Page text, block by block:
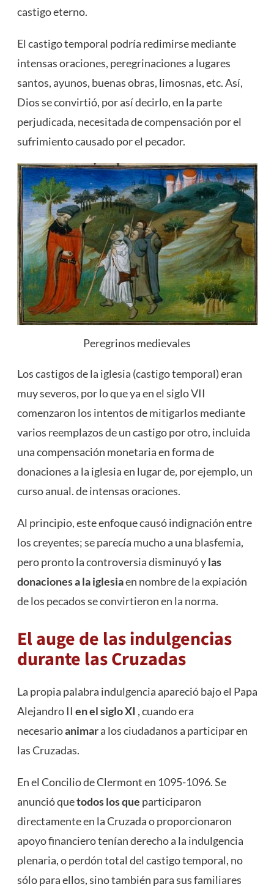
castigo eterno.
El castigo temporal podría redimirse mediante
intensas oraciones, peregrinaciones a lugares
santos, ayunos, buenas obras, limosnas, etc. Así,
Dios se convirtió, por así decirlo, en la parte
perjudicada, necesitada de compensación por el
sufrimiento causado por el pecador.
Peregrinos medievales
Los castigos de la iglesia (castigo temporal) eran
muy severos, por lo que ya en el siglo VII
comenzaron los intentos de mitigarlos mediante
varios reemplazos de un castigo por otro, incluida
una compensación monetaria en forma de
donaciones a la iglesia en lugar de, por ejemplo, un
curso anual. de intensas oraciones.
Al principio, este enfoque causó indignación entre
los creyentes; se parecía mucho a una blasfemia,
pero pronto la controversia disminuyó ylas
donaciones a la iglesiaen nombre de la expiación
de los pecados se convirtieron en la norma.
El auge de las indulgencias
durante las Cruzadas
La propia palabra indulgencia apareció bajo el Papa
Alejandro II en el siglo XI , cuando era
necesarioanimara los ciudadanos a participar en
lasCruzadas.
En el Concilio de Clermont en 1095-1096. Se
anunció quetodos los que participaron
directamente en la Cruzada o proporcionaron
apoyo financiero tenían derecho a la indulgencia
plenaria, o perdón total del castigo temporal, no
sólo para ellos, sino también para sus familiares